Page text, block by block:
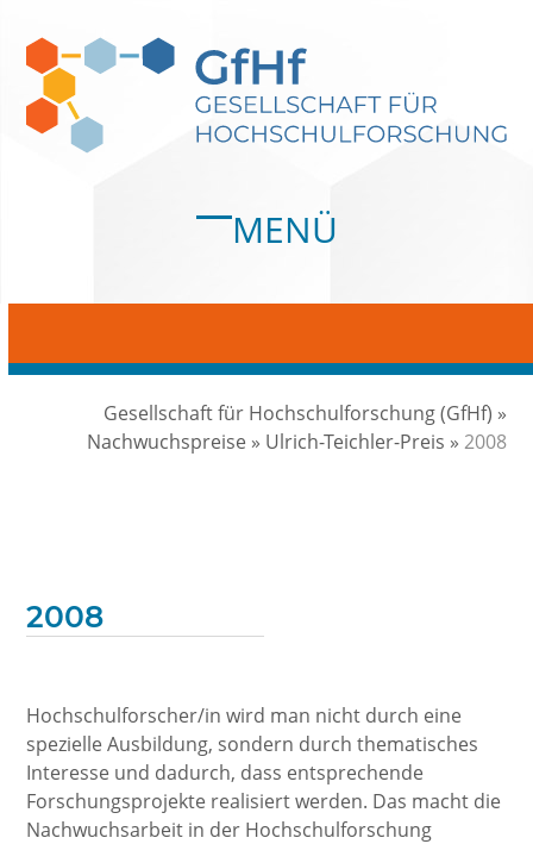
content
MENÜ
Open
Close
Gesellschaft für Hochschulforschung (GfHf) »
Nachwuchspreise » Ulrich-Teichler-Preis » 2008
2008
Hochschulforscher/in wird man nicht durch eine
spezielle Ausbildung, sondern durch thematisches
Interesse und dadurch, dass entsprechende
Forschungsprojekte realisiert werden. Das macht die
Nachwuchsarbeit in der Hochschulforschung